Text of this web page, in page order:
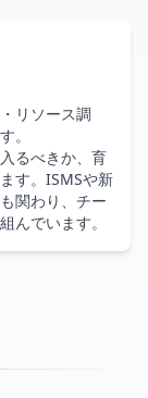
リソース調
。
るべきか、育
す。ISMSや新
関わり、チー
んでいます。